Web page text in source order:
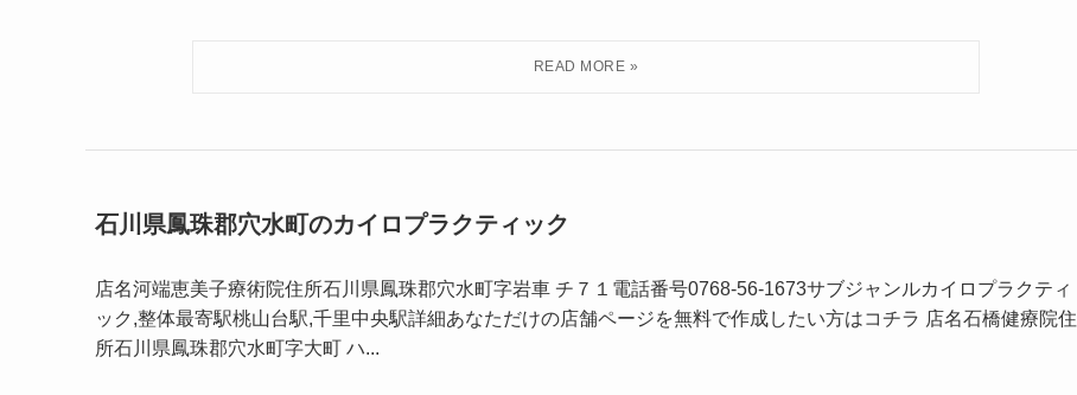
石川県鳳珠郡穴水町のカイロプラクティック
店名河端恵美子療術院住所石川県鳳珠郡穴水町字岩車 チ７１電話番号0768-56-1673サブジャンルカイロプラクティ
ック,整体最寄駅桃山台駅,千里中央駅詳細あなただけの店舗ページを無料で作成したい方はコチラ 店名石橋健療院住
所石川県鳳珠郡穴水町字大町 ハ...